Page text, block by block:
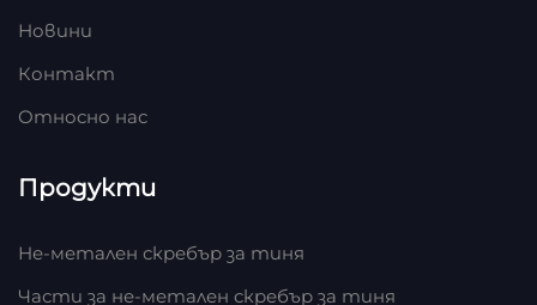
Новини
Контакт
Относно нас
Продукти
Не-метален скребър за тиня
Части за не-метален скребър за тиня